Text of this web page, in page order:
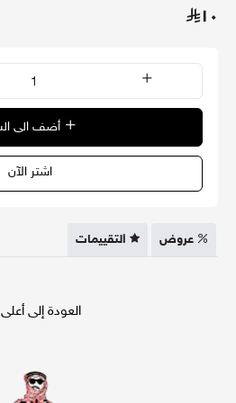
١٠
اشتر الآن
عروض التقييمات
العودة إلى أعلى